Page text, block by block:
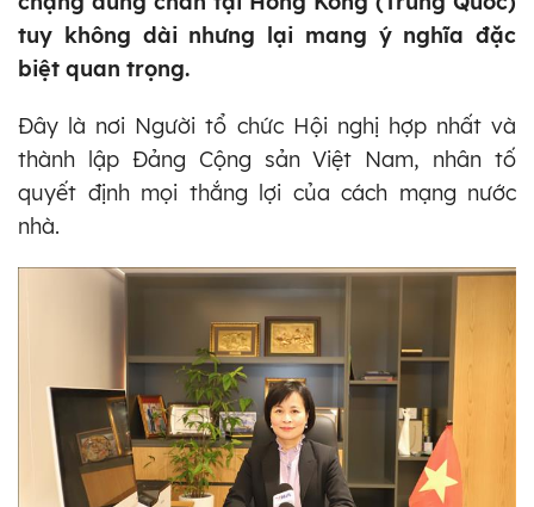
tuy không dài nhưng lại mang ý nghĩa đặc
biệt quan trọng.
Đây là nơi Người tổ chức Hội nghị hợp nhất và
thành lập Đảng Cộng sản Việt Nam, nhân tố
quyết định mọi thắng lợi của cách mạng nước
nhà.